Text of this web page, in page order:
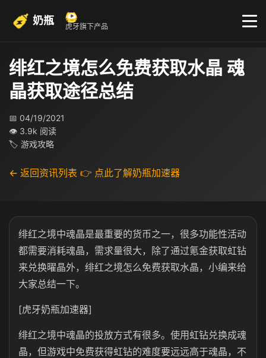
奶瓶 虎牙旗下产品
绯红之境怎么免费获取水晶 魂
晶获取途径总结
📅 04/19/2021
👁 3.9k 阅读
🏷 游戏攻略
← 返回资讯列表 👉 点此了解奶瓶加速器
绯红之境中魂晶是最重要的货币之一，很多功能性活动
都需要消耗魂晶，需求量很大，除了通过氪金获取虹钻
来兑换曜晶外，绯红之境怎么免费获取水晶，小编来给
大家总结一下。
[虎牙奶瓶加速器]
绯红之境中魂晶的投放方式有很多。使用虹钻兑换成魂
晶，但游戏中免费获得虹钻的难度要远远高于魂晶，不